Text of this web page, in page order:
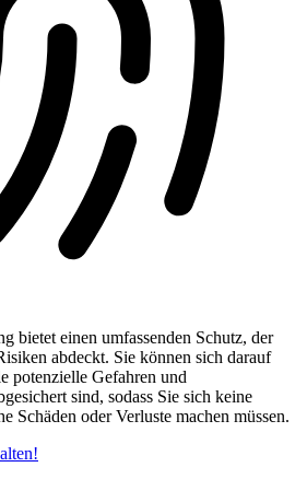
bietet einen umfassenden Schutz, der
abdeckt. Sie können sich darauf
potenzielle Gefahren und
sind, sodass Sie sich keine
Schäden oder Verluste machen müssen.